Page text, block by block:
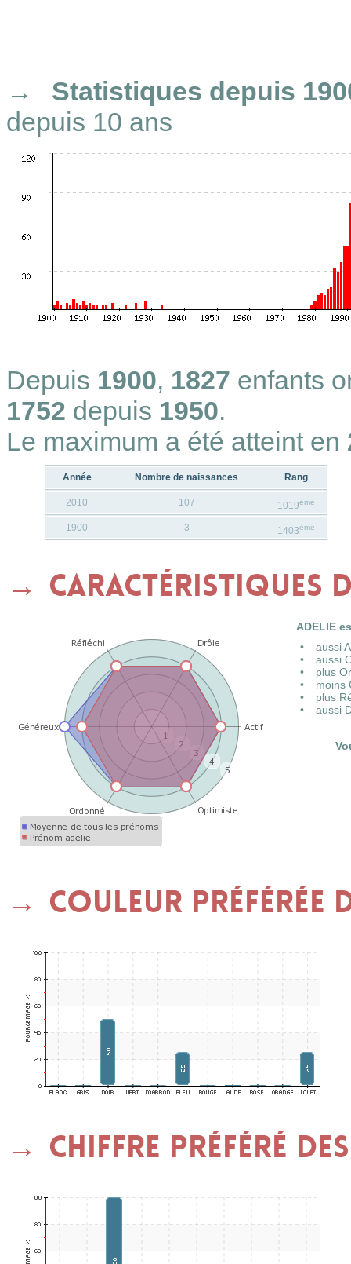
Statistiques depuis
depuis 10 ans
Depuis 1900, 1827 enfants
1752 depuis 1950.
Le maximum a été atteint en
Année Nombre de naissances Rang
2010 107 1019ème
1900 3 1403ème
Caractéristiques
ADELIE
aussi
aussi
plus
moins
plus
aussi
Couleur préférée
Chiffre préféré des